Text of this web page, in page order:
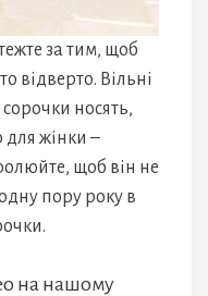
за тим, щоб
відверто. Вільні
носять,
для жінки –
щоб він не
пору року в
на нашому